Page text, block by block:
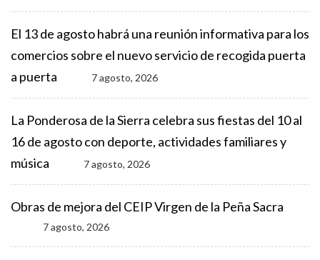
El 13 de agosto habrá una reunión informativa para los
comercios sobre el nuevo servicio de recogida puerta
a puerta
7 agosto, 2026
La Ponderosa de la Sierra celebra sus fiestas del 10 al
16 de agosto con deporte, actividades familiares y
música
7 agosto, 2026
Obras de mejora del CEIP Virgen de la Peña Sacra
7 agosto, 2026